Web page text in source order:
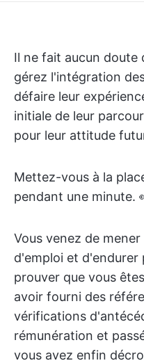
Il ne fait aucun doute
gérez l'intégration
défaire leur
initiale de leur
pour leur attitude
Mettez-vous à la
pendant une minute.
Vous venez de
d'emploi et d'endurer
prouver que vous
avoir fourni des
vérifications
rémunération et
vous avez enfin